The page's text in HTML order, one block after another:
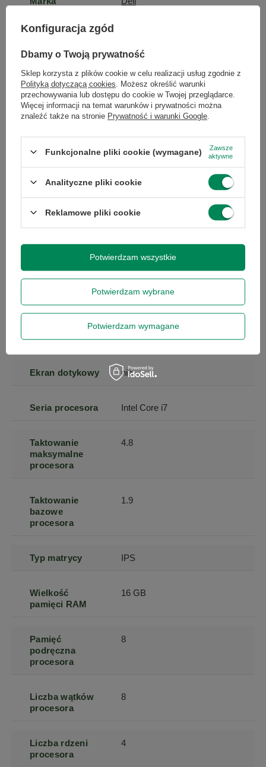
Gwarancja
Marka Dell
Stan Używany
Model Latitude 7300
Model
procesora
Intel Core i7-8665U
ekranu
Rozdzielczość
1920 x 1080
matrycy
matowa
Ekran dotykowy nie
Seria procesora Intel Core i7
Taktowanie
maksymalne
procesora
4.8
Taktowanie
bazowe
procesora
1.9
Typ matrycy IPS
Wielkość
pamięci RAM
16 GB
Pamięć
podręczna
procesora
8
Liczba wątków
procesora
8
Liczba rdzeni
procesora
4
Konfiguracja zgód
Dbamy o Twoją prywatność
Sklep korzysta z plików cookie w celu realizacji usług zgodnie z
Polityką dotyczącą cookies . Możesz określić warunki
przechowywania lub dostępu do cookie w Twojej przeglądarce.
Więcej informacji na temat warunków i prywatności można
znaleźć także na stronie Prywatność i warunki Google
Funkcjonalne pliki cookie (wymagane)
Zawsze
aktywne
Analityczne pliki cookie
Reklamowe pliki cookie
Potwierdzam wybrane
Potwierdzam wymagane
Potwierdzam wszystkie